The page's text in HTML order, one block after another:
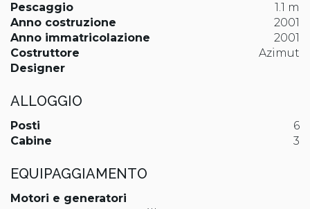
Pescaggio
1.1 m
Anno costruzione
2001
Anno immatricolazione
2001
Costruttore
Azimut
Designer
ALLOGGIO
Posti
6
Cabine
3
EQUIPAGGIAMENTO
Motori e generatori